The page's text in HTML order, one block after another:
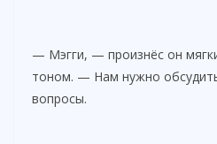
— Мэгги, — произнёс он
тоном. — Нам нужно
вопросы.